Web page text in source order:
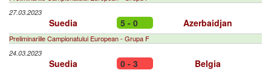
27.03.2023
Suedia 5 - 0 Azerbaidjan
Preliminariile Campionatului European - Grupa F
24.03.2023
Suedia 0 - 3 Belgia